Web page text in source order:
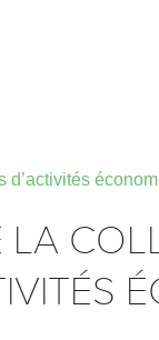
d’activités
LA